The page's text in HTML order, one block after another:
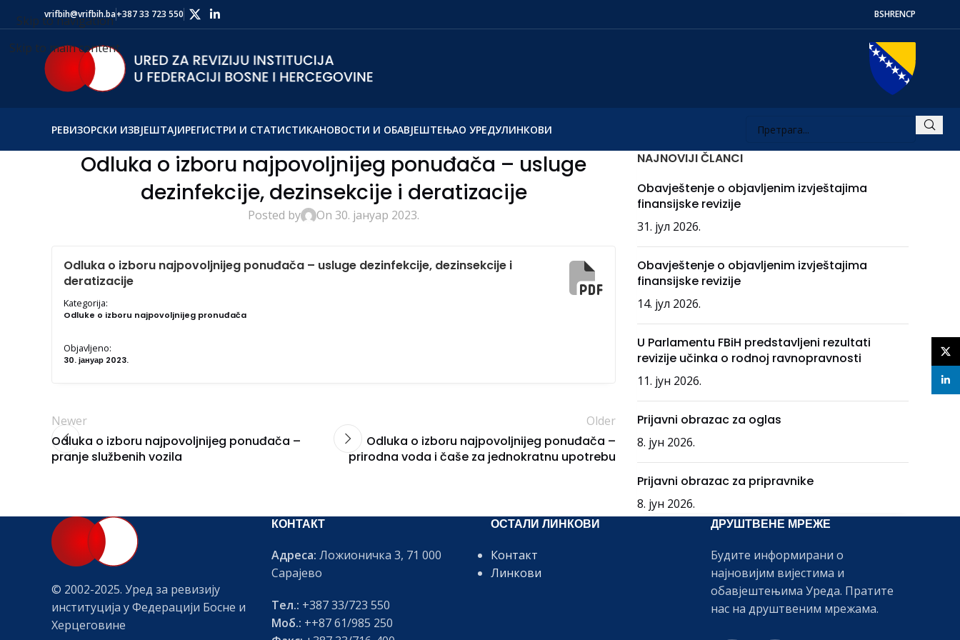
Skip to navigation
Skip to main content
vrifbih@vrifbih.ba+387 33 723 550 BSHRENСР
РЕВИЗОРСКИ ИЗВЈЕШТАЈИРЕГИСТРИ И СТАТИСТИКАНОВОСТИ И ОБАВЈЕШТЕЊАО УРЕДУЛИНКОВИ
Odluka o izboru najpovoljnijeg ponuđača – usluge
dezinfekcije, dezinsekcije i deratizacije
Posted by On 30. јануар 2023.
Odluka o izboru najpovoljnijeg ponuđača – usluge dezinfekcije, dezinsekcije i
deratizacije
Kategorija:
Odluke o izboru najpovoljnijeg pronuđača
Objavljeno:
30. јануар 2023.
Newer
Odluka o izboru najpovoljnijeg ponuđača –
pranje službenih vozila
Older
Odluka o izboru najpovoljnijeg ponuđača –
prirodna voda i čaše za jednokratnu upotrebu
NAJNOVIJI ČLANCI
Obavještenje o objavljenim izvještajima
finansijske revizije
31. јул 2026.
Obavještenje o objavljenim izvještajima
finansijske revizije
14. јул 2026.
U Parlamentu FBiH predstavljeni rezultati
revizije učinka o rodnoj ravnopravnosti
11. јун 2026.
Prijavni obrazac za oglas
8. јун 2026.
Prijavni obrazac za pripravnike
8. јун 2026.
© 2002-2025. Уред за ревизију
институција у Федерацији Босне и
Херцеговине
КОНТАКТ
Адреса: Ложионичка 3, 71 000
Сарајево
Тел.: +387 33/723 550
Моб.: ++87 61/985 250
ОСТАЛИ ЛИНКОВИ
Контакт
Линкови
ДРУШТВЕНЕ МРЕЖЕ
Будите информирани о
најновијим вијестима и
обавјештењима Уреда. Пратите
нас на друштвеним мрежама.